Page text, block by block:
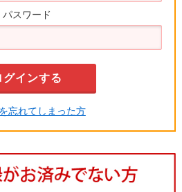
パスワード
忘れてしまった方